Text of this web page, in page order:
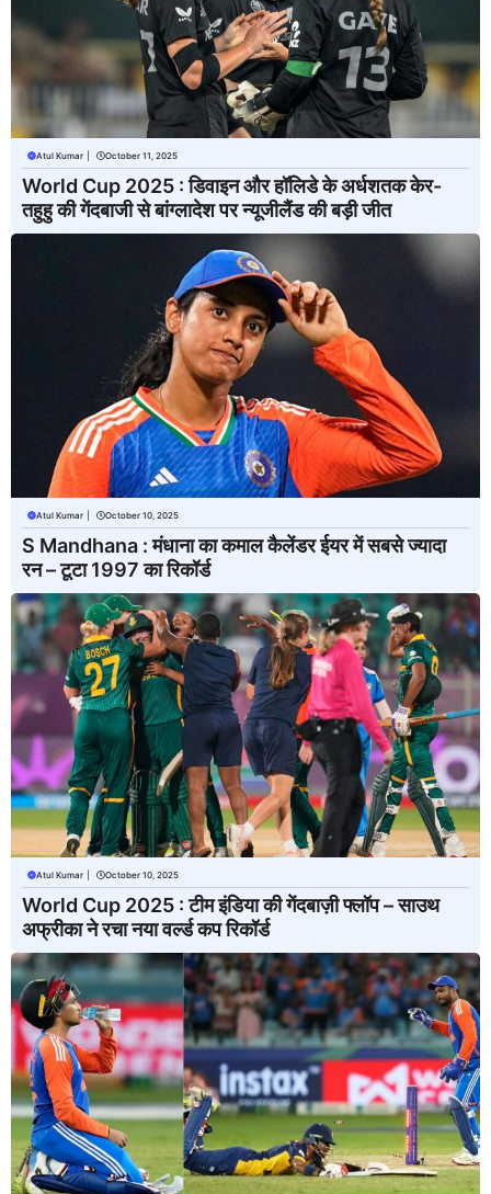
Atul Kumar October 11, 2025
World Cup 2025 : डिवाइन और हॉलिडे के अर्धशतक केर-
तहुहु की गेंदबाजी से बांग्लादेश पर न्यूजीलैंड की बड़ी जीत
Atul Kumar October 10, 2025
S Mandhana : मंधाना का कमाल कैलेंडर ईयर में सबसे ज्यादा
रन – टूटा 1997 का रिकॉर्ड
Atul Kumar October 10, 2025
World Cup 2025 : टीम इंडिया की गेंदबाज़ी फ्लॉप – साउथ
अफ्रीका ने रचा नया वर्ल्ड कप रिकॉर्ड